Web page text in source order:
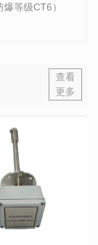
等级CT6）
查看
更多